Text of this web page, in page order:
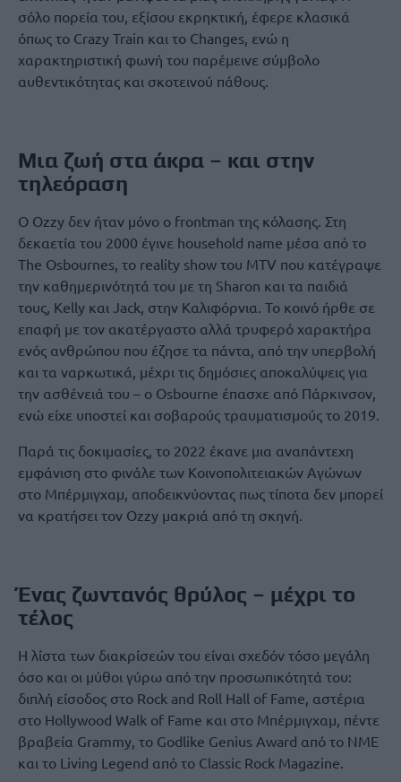
σόλο πορεία του, εξίσου εκρηκτική, έφερε κλασικά
όπως το Crazy Train και το Changes, ενώ η
χαρακτηριστική φωνή του παρέμεινε σύμβολο
αυθεντικότητας και σκοτεινού πάθους.
Μια ζωή στα άκρα – και στην
τηλεόραση
Ο Ozzy δεν ήταν μόνο ο frontman της κόλασης. Στη
δεκαετία του 2000 έγινε household name μέσα από το
The Osbournes, το reality show του MTV που κατέγραψε
την καθημερινότητά του με τη Sharon και τα παιδιά
τους, Kelly και Jack, στην Καλιφόρνια. Το κοινό ήρθε σε
επαφή με τον ακατέργαστο αλλά τρυφερό χαρακτήρα
ενός ανθρώπου που έζησε τα πάντα, από την υπερβολή
και τα ναρκωτικά, μέχρι τις δημόσιες αποκαλύψεις για
την ασθένειά του – ο Osbourne έπασχε από Πάρκινσον,
ενώ είχε υποστεί και σοβαρούς τραυματισμούς το 2019.
Παρά τις δοκιμασίες, το 2022 έκανε μια αναπάντεχη
εμφάνιση στο φινάλε των Κοινοπολιτειακών Αγώνων
στο Μπέρμιγχαμ, αποδεικνύοντας πως τίποτα δεν μπορεί
να κρατήσει τον Ozzy μακριά από τη σκηνή.
Ένας ζωντανός θρύλος – μέχρι το
τέλος
Η λίστα των διακρίσεών του είναι σχεδόν τόσο μεγάλη
όσο και οι μύθοι γύρω από την προσωπικότητά του:
διπλή είσοδος στο Rock and Roll Hall of Fame, αστέρια
στο Hollywood Walk of Fame και στο Μπέρμιγχαμ, πέντε
βραβεία Grammy, το Godlike Genius Award από το NME
και το Living Legend από το Classic Rock Magazine.